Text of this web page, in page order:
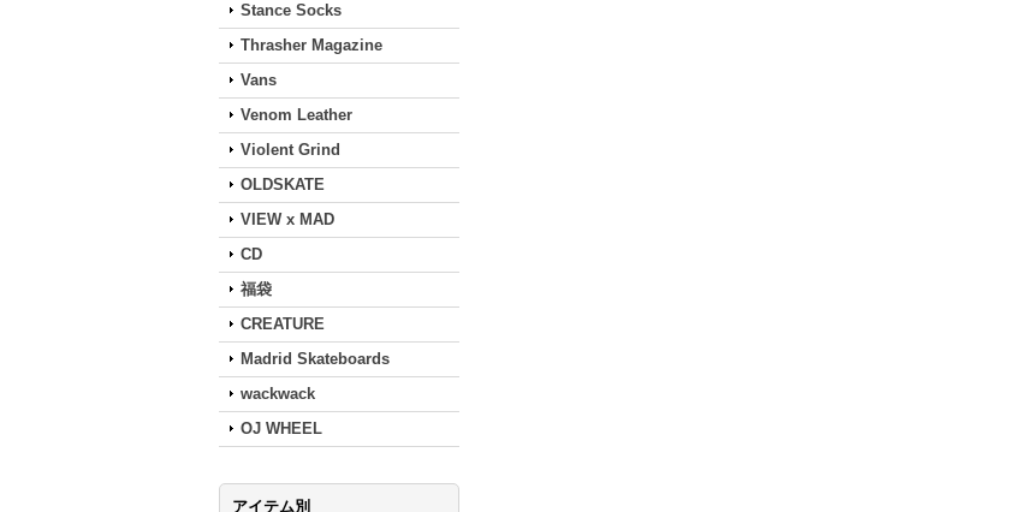
Stance Socks
Thrasher Magazine
Vans
Venom Leather
Violent Grind
OLDSKATE
VIEW x MAD
CD
福袋
CREATURE
Madrid Skateboards
wackwack
OJ WHEEL
アイテム別